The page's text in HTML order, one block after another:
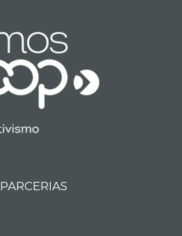
PARCERIAS